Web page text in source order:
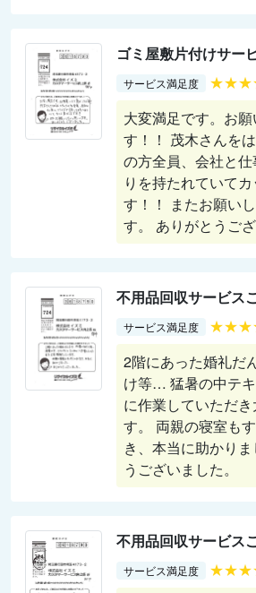
ゴミ屋敷片付けサー
サービス満足度
大変満足です。お
す！！ 茂木さんを
の方全員、会社と
りを持たれていて
す！！ またお願い
す。 ありがとうござ
不用品回収サービス
サービス満足度
2階にあった婚礼だ
け等… 猛暑の中テ
に作業していただ
す。 両親の寝室も
き、本当に助かり
うございました。
不用品回収サービス
サービス満足度